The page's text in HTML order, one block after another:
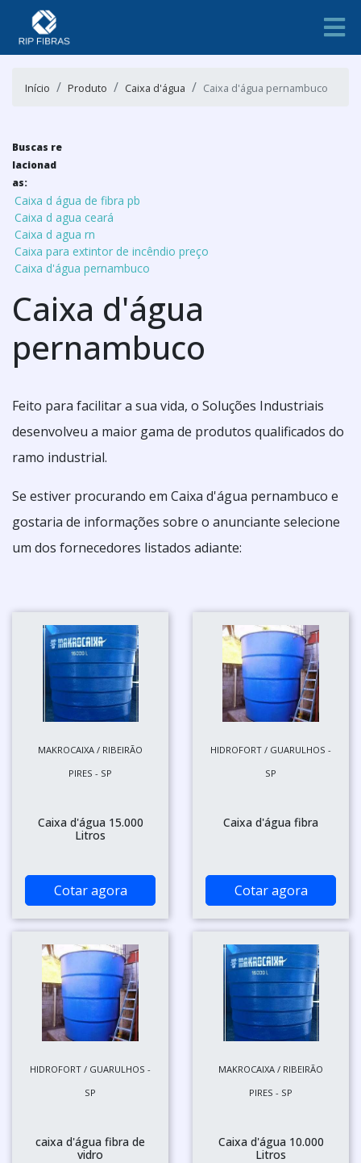
Início Produto Caixa d'água Caixa d'água pernambuco
Buscas re
lacionad
as:
Caixa d água de fibra pb
Caixa d agua ceará
Caixa d agua rn
Caixa para extintor de incêndio preço
Caixa d'água pernambuco
Caixa d'água
pernambuco
Feito para facilitar a sua vida, o Soluções Industriais
desenvolveu a maior gama de produtos qualificados do
ramo industrial.
Se estiver procurando em Caixa d'água pernambuco e
gostaria de informações sobre o anunciante selecione
um dos fornecedores listados adiante:
MAKROCAIXA / RIBEIRÃO
PIRES - SP
Caixa d'água 15.000
Litros
Cotar agora
HIDROFORT / GUARULHOS -
SP
Caixa d'água fibra
Cotar agora
HIDROFORT / GUARULHOS -
SP
caixa d'água fibra de
vidro
MAKROCAIXA / RIBEIRÃO
PIRES - SP
Caixa d'água 10.000
Litros